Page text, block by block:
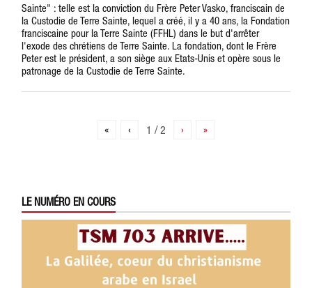
Sainte" : telle est la conviction du Frère Peter Vasko, franciscain de
la Custodie de Terre Sainte, lequel a créé, il y a 40 ans, la Fondation
franciscaine pour la Terre Sainte (FFHL) dans le but d'arrêter
l'exode des chrétiens de Terre Sainte. La fondation, dont le Frère
Peter est le président, a son siège aux Etats-Unis et opère sous le
patronage de la Custodie de Terre Sainte.
« ‹ 1 / 2 › »
LE NUMÉRO EN COURS